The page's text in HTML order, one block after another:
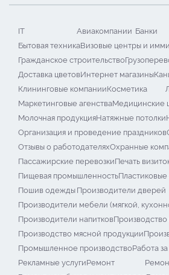
IT Авиакомпании Банки
Бытовая техникаВизовые центры и
Гражданское строительство
Доставка цветовИнтернет магазины
Клининговые компанииКосметика
Маркетинговые агенстваМедицинские
Молочная продукцияНатяжные потолки
Организация и проведение праздников
Отзывы о работодателяхОхранные
Пассажирские перевозкиПечать
Пищевая промышленностьПластиковые
Пошив одежды Производители дверей
Производители мебели (мягкой,
Производители напитков
Производство мясной продукции
Промышленное производствоРабота
Рекламные услугиРемонт